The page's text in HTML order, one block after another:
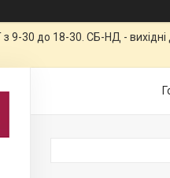
9-30 до 18-30. СБ-НД -